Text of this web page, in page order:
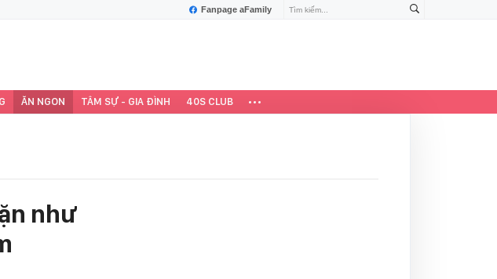
Fanpage aFamily
ĂN NGON TÂM SỰ - GIA ĐÌNH 40S CLUB
như